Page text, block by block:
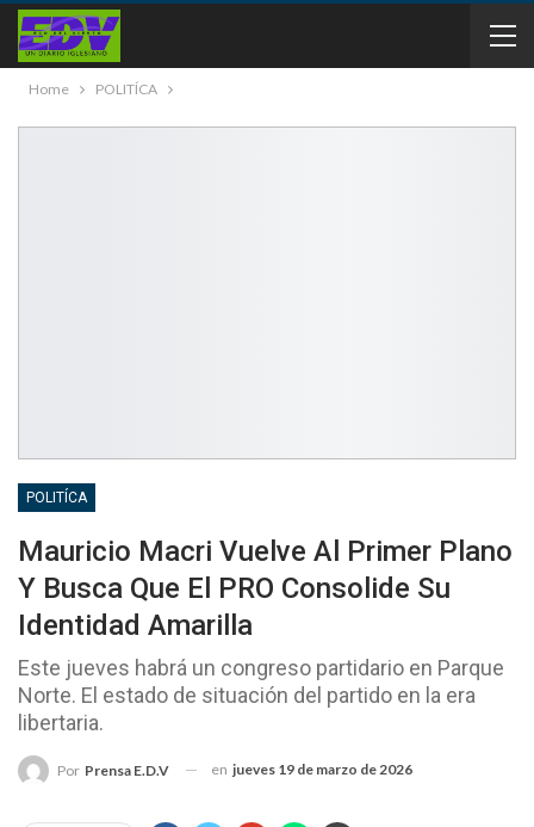
Home POLITÍCA
POLITÍCA
Mauricio Macri Vuelve Al Primer Plano
Y Busca Que El PRO Consolide Su
Identidad Amarilla
Este jueves habrá un congreso partidario en Parque
Norte. El estado de situación del partido en la era
libertaria.
Por Prensa E.D.V en jueves 19 de marzo de 2026